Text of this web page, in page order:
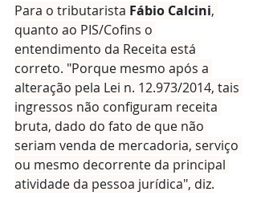
Para o tributarista Fábio Calcini,
quanto ao PIS/Cofins o
entendimento da Receita está
correto. "Porque mesmo após a
alteração pela Lei n. 12.973/2014, tais
ingressos não configuram receita
bruta, dado do fato de que não
seriam venda de mercadoria, serviço
ou mesmo decorrente da principal
atividade da pessoa jurídica", diz.